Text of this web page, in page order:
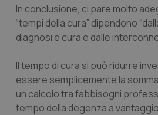
In conclusione, ci pare molto
“tempi della cura” dipendono
diagnosi e cura e dalle
Il tempo di cura si può ridurre
essere semplicemente la
un calcolo tra fabbisogni
tempo della degenza a